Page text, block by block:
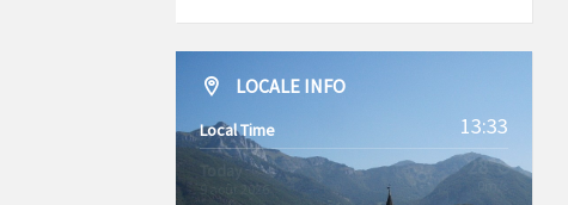
LOCALE INFO
Local Time 13:33
Today
9 août 2026
28°C